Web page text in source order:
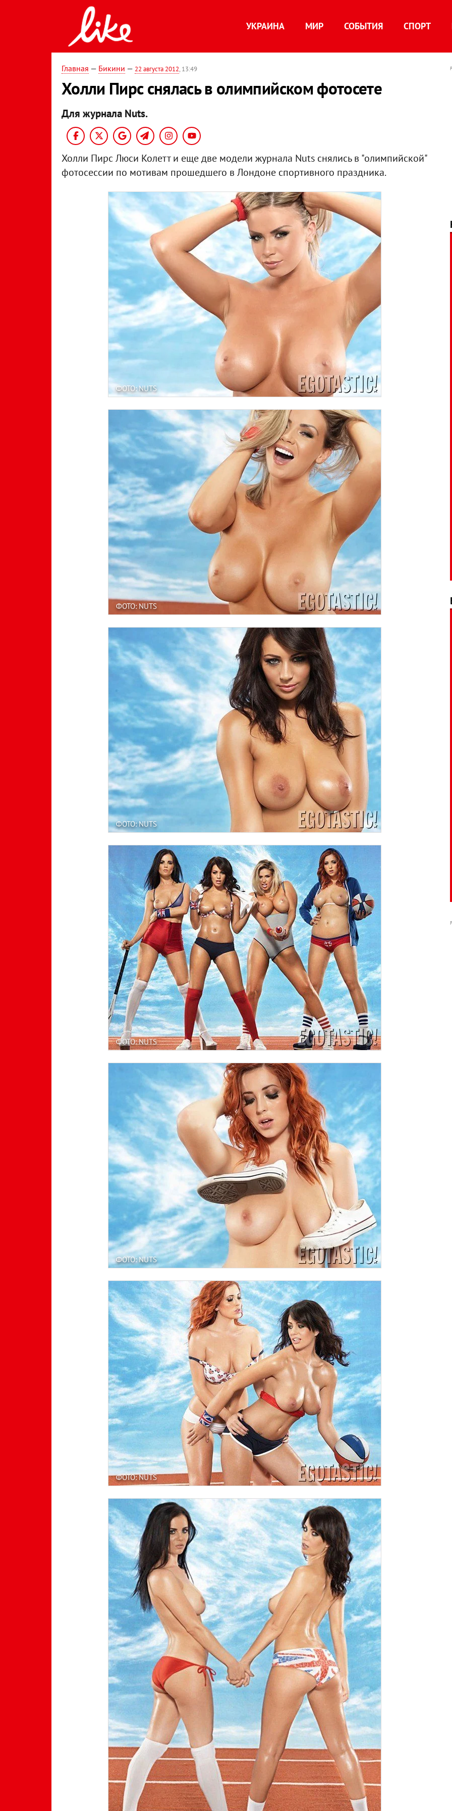
УКРАИНА МИР СОБЫТИЯ СПОРТ
Главная — Бикини — 22 августа 2012, 13:49
Холли Пирс снялась в олимпийском фотосете
Для журнала Nuts.
Холли Пирс Люси Колетт и еще две модели журнала Nuts снялись в "олимпийской"
фотосессии по мотивам прошедшего в Лондоне спортивного праздника.
ФОТО: NUTS
ФОТО: NUTS
ФОТО: NUTS
ФОТО: NUTS
ФОТО: NUTS
ФОТО: NUTS